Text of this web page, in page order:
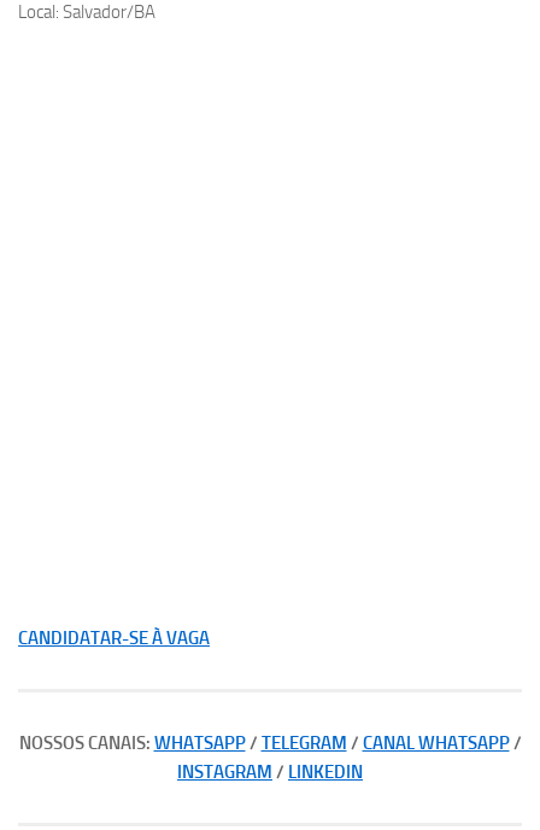
Local: Salvador/BA
CANDIDATAR-SE À VAGA
NOSSOS CANAIS: WHATSAPP/ TELEGRAM / CANAL WHATSAPP/
INSTAGRAM / LINKEDIN